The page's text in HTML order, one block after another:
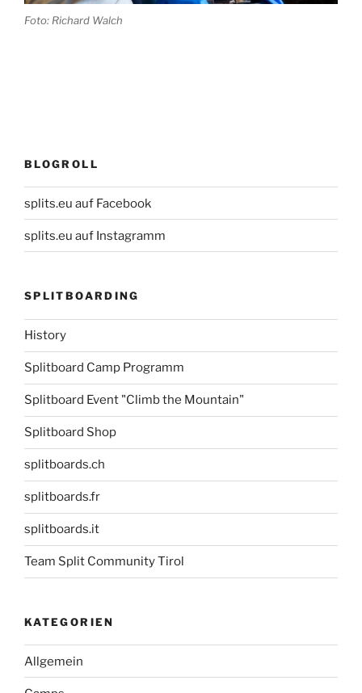
Foto: Richard Walch
BLOGROLL
splits.eu auf Facebook
splits.eu auf Instagramm
SPLITBOARDING
History
Splitboard Camp Programm
Splitboard Event "Climb the Mountain"
Splitboard Shop
splitboards.ch
splitboards.fr
splitboards.it
Team Split Community Tirol
KATEGORIEN
Allgemein